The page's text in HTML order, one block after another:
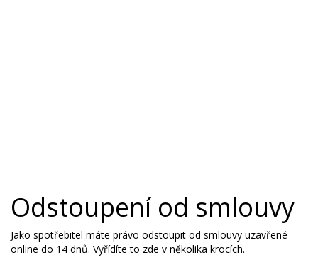
Odstoupení od smlouvy
Jako spotřebitel máte právo odstoupit od smlouvy uzavřené
online do 14 dnů. Vyřídíte to zde v několika krocích.